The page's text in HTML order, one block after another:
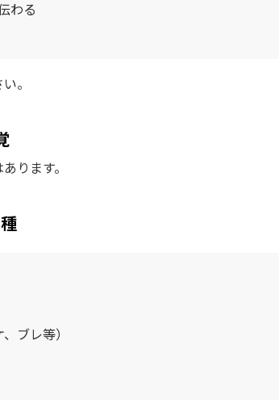
わる
。
ります。
ブレ等）